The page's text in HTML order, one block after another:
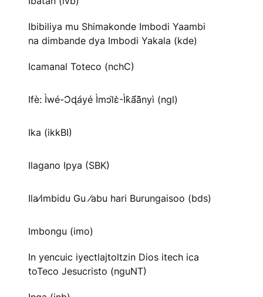
Ibibiliya mu Shimakonde Imbodi Yaambi
na dimbande dya Imbodi Yakala (kde)
Icamanal Toteco (nchC)
Ifè: Ìwé-Ɔ̀ɖáyé Ìmↄl̀ɛ̀-Ìk̀ã́ã̀nyì (ngl)
Ika (ikkBI)
Ilagano Ipya (SBK)
Ila⁄imbidu Gu ⁄abu hari Burungaisoo (bds)
Imbongu (imo)
In yencuic iyectlajtoltzin Dios itech ica
toTeco Jesucristo (nguNT)